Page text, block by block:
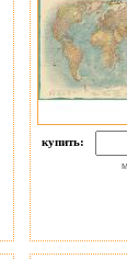
купить: